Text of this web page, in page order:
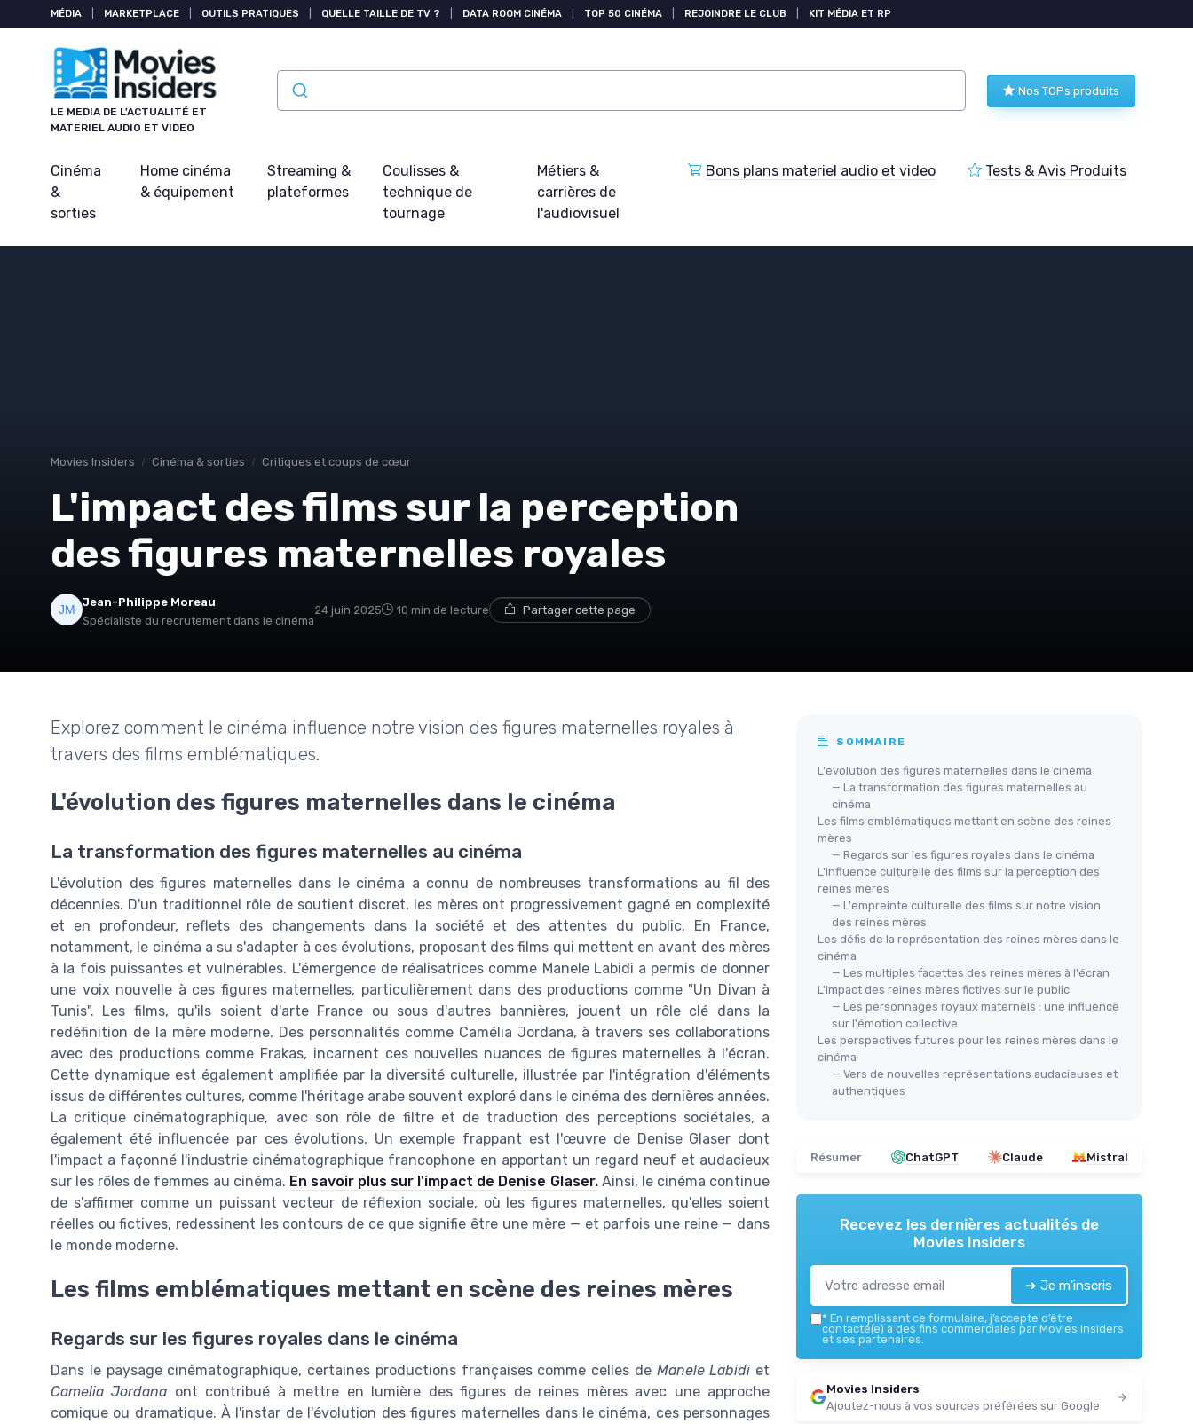
MÉDIA MARKETPLACE OUTILS PRATIQUES QUELLE TAILLE DE TV ? DATA ROOM CINÉMA TOP 50 CINÉMA REJOINDRE LE CLUB KIT MÉDIA ET RP
LE MEDIA DE L'ACTUALITÉ ET
MATERIEL AUDIO ET VIDEO
Nos TOPs produits
Cinéma
&
sorties
Home cinéma
& équipement
Streaming &
plateformes
Coulisses &
technique de
tournage
Métiers &
carrières de
l'audiovisuel
Bons plans materiel audio et video Tests & Avis Produits
Movies Insiders Cinéma & sorties Critiques et coups de cœur
L'impact des films sur la perception
des figures maternelles royales
Jean-Philippe Moreau
Spécialiste du recrutement dans le cinéma
24 juin 2025 10 min de lecture Partager cette page
Explorez comment le cinéma influence notre vision des figures maternelles royales à
travers des films emblématiques.
L'évolution des figures maternelles dans le cinéma
La transformation des figures maternelles au cinéma
L'évolution des figures maternelles dans le cinéma a connu de nombreuses transformations au fil des
décennies. D'un traditionnel rôle de soutient discret, les mères ont progressivement gagné en complexité
et en profondeur, reflets des changements dans la société et des attentes du public. En France,
notamment, le cinéma a su s'adapter à ces évolutions, proposant des films qui mettent en avant des mères
à la fois puissantes et vulnérables. L'émergence de réalisatrices comme Manele Labidi a permis de donner
une voix nouvelle à ces figures maternelles, particulièrement dans des productions comme "Un Divan à
Tunis". Les films, qu'ils soient d'arte France ou sous d'autres bannières, jouent un rôle clé dans la
redéfinition de la mère moderne. Des personnalités comme Camélia Jordana, à travers ses collaborations
avec des productions comme Frakas, incarnent ces nouvelles nuances de figures maternelles à l'écran.
Cette dynamique est également amplifiée par la diversité culturelle, illustrée par l'intégration d'éléments
issus de différentes cultures, comme l'héritage arabe souvent exploré dans le cinéma des dernières années.
La critique cinématographique, avec son rôle de filtre et de traduction des perceptions sociétales, a
également été influencée par ces évolutions. Un exemple frappant est l'œuvre de Denise Glaser dont
l'impact a façonné l'industrie cinématographique francophone en apportant un regard neuf et audacieux
sur les rôles de femmes au cinéma. En savoir plus sur l'impact de Denise Glaser.Ainsi, le cinéma continue
de s'affirmer comme un puissant vecteur de réflexion sociale, où les figures maternelles, qu'elles soient
réelles ou fictives, redessinent les contours de ce que signifie être une mère — et parfois une reine — dans
le monde moderne.
Les films emblématiques mettant en scène des reines mères
Regards sur les figures royales dans le cinéma
Dans le paysage cinématographique, certaines productions françaises comme celles de Manele Labidi et
Camelia Jordana ont contribué à mettre en lumière des figures de reines mères avec une approche
comique ou dramatique. À l'instar de l'évolution des figures maternelles dans le cinéma, ces personnages
SOMMAIRE
L'évolution des figures maternelles dans le cinéma
— La transformation des figures maternelles au
cinéma
Les films emblématiques mettant en scène des reines
mères
— Regards sur les figures royales dans le cinéma
L'influence culturelle des films sur la perception des
reines mères
— L'empreinte culturelle des films sur notre vision
des reines mères
Les défis de la représentation des reines mères dans le
cinéma
— Les multiples facettes des reines mères à l'écran
L'impact des reines mères fictives sur le public
— Les personnages royaux maternels : une influence
sur l'émotion collective
Les perspectives futures pour les reines mères dans le
cinéma
— Vers de nouvelles représentations audacieuses et
authentiques
Résumer ChatGPT Claude Mistral
Recevez les dernières actualités de
Movies Insiders
➔ Je m'inscris
* En remplissant ce formulaire, j’accepte d’être
contacté(e) à des fins commerciales par Movies Insiders
et ses partenaires.
Movies Insiders
Ajoutez-nous à vos sources préférées sur Google
Panneau de gestion des cookies